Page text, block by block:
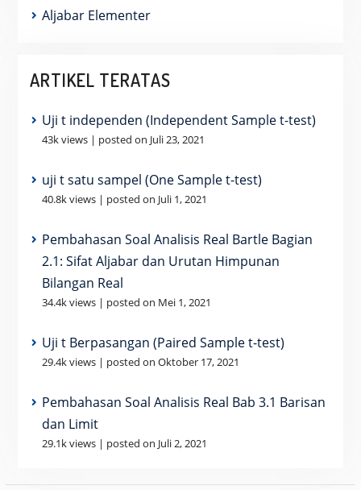
Aljabar Elementer
ARTIKEL TERATAS
Uji t independen (Independent Sample t-test)
43k views| posted on Juli 23, 2021
uji t satu sampel (One Sample t-test)
40.8k views| posted on Juli 1, 2021
Pembahasan Soal Analisis Real Bartle Bagian
2.1: Sifat Aljabar dan Urutan Himpunan
Bilangan Real
34.4k views| posted on Mei 1, 2021
Uji t Berpasangan (Paired Sample t-test)
29.4k views| posted on Oktober 17, 2021
Pembahasan Soal Analisis Real Bab 3.1 Barisan
dan Limit
29.1k views| posted on Juli 2, 2021